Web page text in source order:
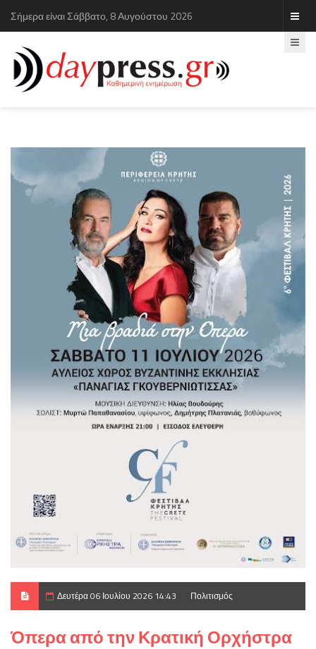
Σήμερα είναι Σάββατο, 8 Αυγούστου 2026
Δευτέρα 06 Ιουλίου 2026 14:43 Πολιτισμός
Όπερα από την Κρατική Ορχήστρα